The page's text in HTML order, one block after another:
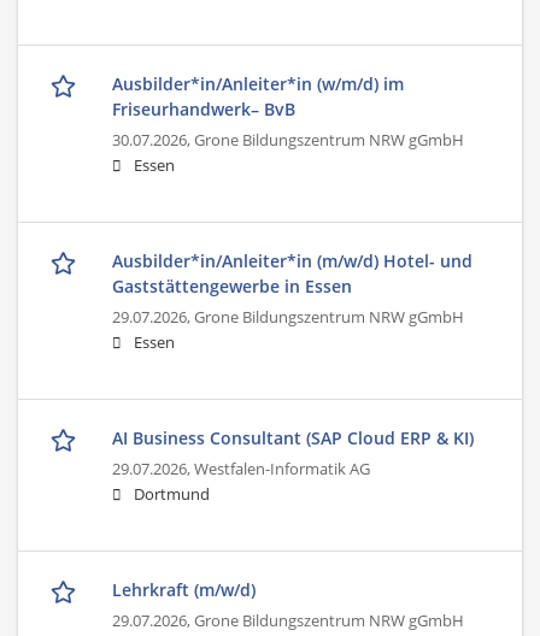
Ausbilder*in/Anleiter*in (w/m/d) im
Friseurhandwerk– BvB
30.07.2026,Grone Bildungszentrum NRW gGmbH
Essen
Ausbilder*in/Anleiter*in (m/w/d) Hotel- und
Gaststättengewerbe in Essen
29.07.2026,Grone Bildungszentrum NRW gGmbH
Essen
AI Business Consultant (SAP Cloud ERP & KI)
29.07.2026,Westfalen-Informatik AG
Dortmund
Lehrkraft (m/w/d)
29.07.2026,Grone Bildungszentrum NRW gGmbH